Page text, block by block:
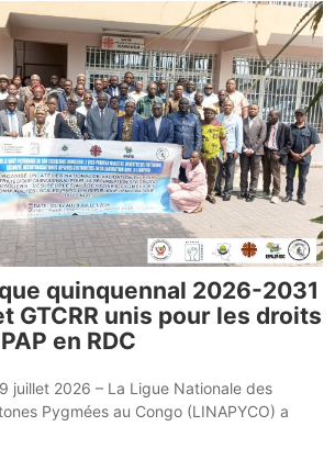
quinquennal 2026-2031
GTCRR unis pour les droits
en RDC
juillet 2026 – La Ligue Nationale des
Pygmées au Congo (LINAPYCO) a